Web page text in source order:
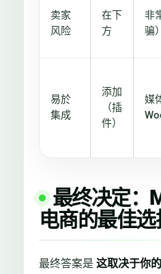
卖家
风险
在下
方
非
骗）
易於
集成
添加
（插
件）
媒
最终决定：
电商的最佳选
最终答案是 这取决于你